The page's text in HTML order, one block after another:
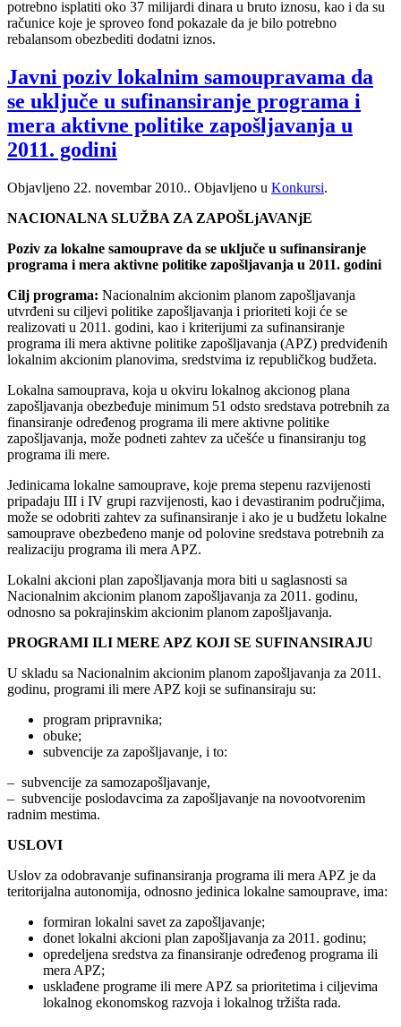
potrebno isplatiti oko 37 milijardi dinara u bruto iznosu, kao i da su
računice koje je sproveo fond pokazale da je bilo potrebno
rebalansom obezbediti dodatni iznos.
Javni poziv lokalnim samoupravama da
se uključe u sufinansiranje programa i
mera aktivne politike zapošljavanja u
2011. godini
Objavljeno 22. novembar 2010.. Objavljeno u Konkursi.
NACIONALNA SLUŽBA ZA ZAPOŠLjAVANjE
Poziv za lokalne samouprave da se uključe u sufinansiranje
programa i mera aktivne politike zapošljavanja u 2011. godini
Cilj programa: Nacionalnim akcionim planom zapošljavanja
utvrđeni su ciljevi politike zapošljavanja i prioriteti koji će se
realizovati u 2011. godini, kao i kriterijumi za sufinansiranje
programa ili mera aktivne politike zapošljavanja (APZ) predviđenih
lokalnim akcionim planovima, sredstvima iz republičkog budžeta.
Lokalna samouprava, koja u okviru lokalnog akcionog plana
zapošljavanja obezbeđuje minimum 51 odsto sredstava potrebnih za
finansiranje određenog programa ili mere aktivne politike
zapošljavanja, može podneti zahtev za učešće u finansiranju tog
programa ili mere.
Jedinicama lokalne samouprave, koje prema stepenu razvijenosti
pripadaju III i IV grupi razvijenosti, kao i devastiranim područjima,
može se odobriti zahtev za sufinansiranje i ako je u budžetu lokalne
samouprave obezbeđeno manje od polovine sredstava potrebnih za
realizaciju programa ili mera APZ.
Lokalni akcioni plan zapošljavanja mora biti u saglasnosti sa
Nacionalnim akcionim planom zapošljavanja za 2011. godinu,
odnosno sa pokrajinskim akcionim planom zapošljavanja.
PROGRAMI ILI MERE APZ KOJI SE SUFINANSIRAJU
U skladu sa Nacionalnim akcionim planom zapošljavanja za 2011.
godinu, programi ili mere APZ koji se sufinansiraju su:
program pripravnika;
obuke;
subvencije za zapošljavanje, i to:
– subvencije za samozapošljavanje,
– subvencije poslodavcima za zapošljavanje na novootvorenim
radnim mestima.
USLOVI
Uslov za odobravanje sufinansiranja programa ili mera APZ je da
teritorijalna autonomija, odnosno jedinica lokalne samouprave, ima:
formiran lokalni savet za zapošljavanje;
donet lokalni akcioni plan zapošljavanja za 2011. godinu;
opredeljena sredstva za finansiranje određenog programa ili
mera APZ;
usklađene programe ili mere APZ sa prioritetima i ciljevima
lokalnog ekonomskog razvoja i lokalnog tržišta rada.